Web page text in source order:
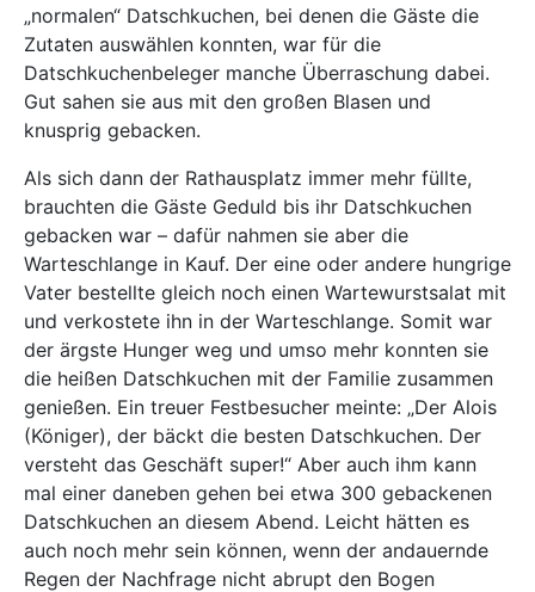
„normalen“ Datschkuchen, bei denen die Gäste die
Zutaten auswählen konnten, war für die
Datschkuchenbeleger manche Überraschung dabei.
Gut sahen sie aus mit den großen Blasen und
knusprig gebacken.
Als sich dann der Rathausplatz immer mehr füllte,
brauchten die Gäste Geduld bis ihr Datschkuchen
gebacken war – dafür nahmen sie aber die
Warteschlange in Kauf. Der eine oder andere hungrige
Vater bestellte gleich noch einen Wartewurstsalat mit
und verkostete ihn in der Warteschlange. Somit war
der ärgste Hunger weg und umso mehr konnten sie
die heißen Datschkuchen mit der Familie zusammen
genießen. Ein treuer Festbesucher meinte: „Der Alois
(Königer), der bäckt die besten Datschkuchen. Der
versteht das Geschäft super!“ Aber auch ihm kann
mal einer daneben gehen bei etwa 300 gebackenen
Datschkuchen an diesem Abend. Leicht hätten es
auch noch mehr sein können, wenn der andauernde
Regen der Nachfrage nicht abrupt den Bogen